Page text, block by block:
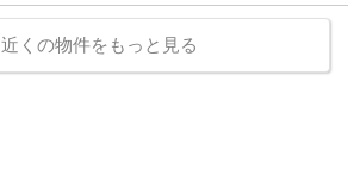
近くの物件をもっと見る